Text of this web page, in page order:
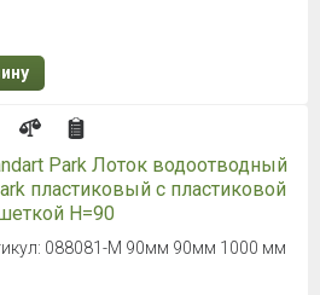
Park Лоток водоотводный
пластиковый с пластиковой
H=90
088081-М 90мм 90мм 1000 мм